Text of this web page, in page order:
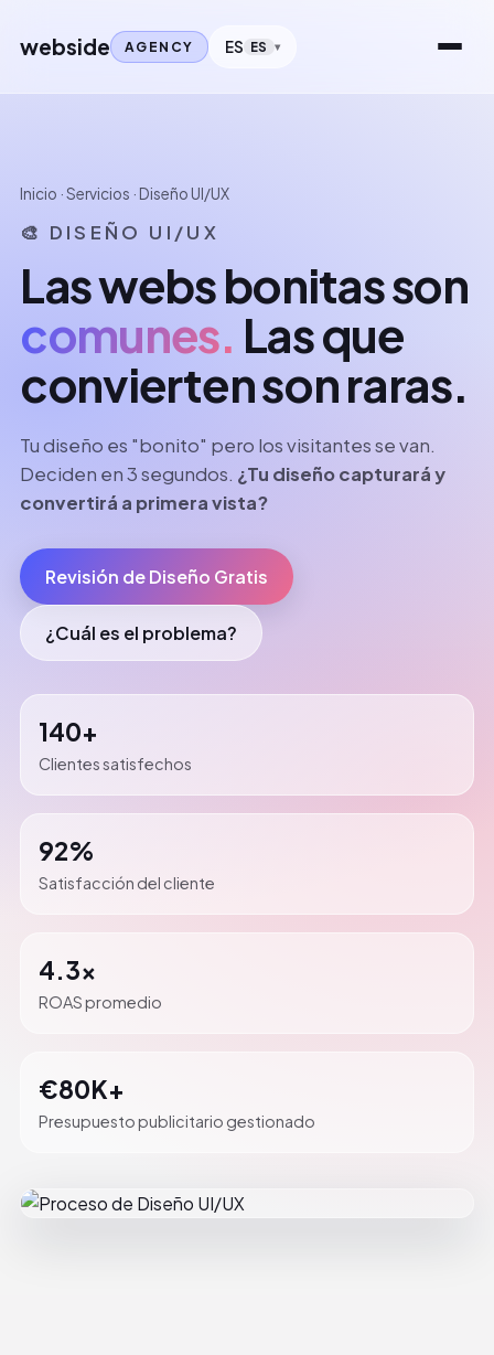
webside AGENCY ES ES
Inicio ·Servicios · Diseño UI/UX
🎨 DISEÑO UI/UX
Las webs bonitas son
comunes. Las que
convierten son raras.
Tu diseño es "bonito" pero los visitantes se van.
Deciden en 3 segundos. ¿Tu diseño capturará y
convertirá a primera vista?
Revisión de Diseño Gratis
¿Cuál es el problema?
140+
Clientes satisfechos
92%
Satisfacción del cliente
4.3x
ROAS promedio
€80K+
Presupuesto publicitario gestionado